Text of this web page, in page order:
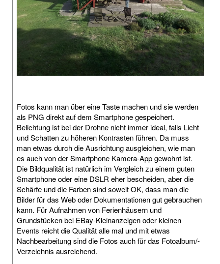
Fotos kann man über eine Taste machen und sie werden
als PNG direkt auf dem Smartphone gespeichert.
Belichtung ist bei der Drohne nicht immer ideal, falls Licht
und Schatten zu höheren Kontrasten führen. Da muss
man etwas durch die Ausrichtung ausgleichen, wie man
es auch von der Smartphone Kamera-App gewohnt ist.
Die Bildqualität ist natürlich im Vergleich zu einem guten
Smartphone oder eine DSLR eher bescheiden, aber die
Schärfe und die Farben sind soweit OK, dass man die
Bilder für das Web oder Dokumentationen gut gebrauchen
kann. Für Aufnahmen von Ferienhäusern und
Grundstücken bei EBay-Kleinanzeigen oder kleinen
Events reicht die Qualität alle mal und mit etwas
Nachbearbeitung sind die Fotos auch für das Fotoalbum/-
Verzeichnis ausreichend.